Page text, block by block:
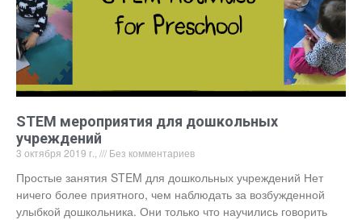
STEM мероприятия для дошкольных
учреждений
3 октября 2019 г., Без комментариев
Простые занятия STEM для дошкольных учреждений Нет
ничего более приятного, чем наблюдать за возбужденной
улыбкой дошкольника. Они только что научились говорить